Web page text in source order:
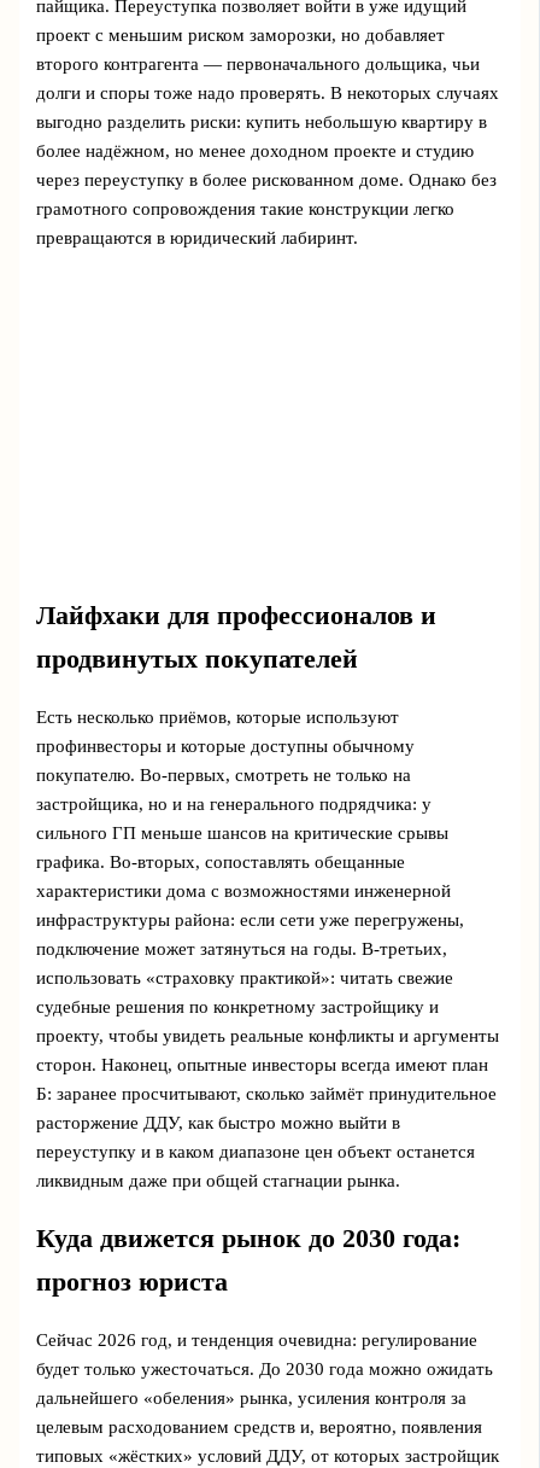
пайщика. Переуступка позволяет войти в уже идущий
проект с меньшим риском заморозки, но добавляет
второго контрагента — первоначального дольщика, чьи
долги и споры тоже надо проверять. В некоторых случаях
выгодно разделить риски: купить небольшую квартиру в
более надёжном, но менее доходном проекте и студию
через переуступку в более рискованном доме. Однако без
грамотного сопровождения такие конструкции легко
превращаются в юридический лабиринт.
Лайфхаки для профессионалов и
продвинутых покупателей
Есть несколько приёмов, которые используют
профинвесторы и которые доступны обычному
покупателю. Во‑первых, смотреть не только на
застройщика, но и на генерального подрядчика: у
сильного ГП меньше шансов на критические срывы
графика. Во‑вторых, сопоставлять обещанные
характеристики дома с возможностями инженерной
инфраструктуры района: если сети уже перегружены,
подключение может затянуться на годы. В‑третьих,
использовать «страховку практикой»: читать свежие
судебные решения по конкретному застройщику и
проекту, чтобы увидеть реальные конфликты и аргументы
сторон. Наконец, опытные инвесторы всегда имеют план
Б: заранее просчитывают, сколько займёт принудительное
расторжение ДДУ, как быстро можно выйти в
переуступку и в каком диапазоне цен объект останется
ликвидным даже при общей стагнации рынка.
Куда движется рынок до 2030 года:
прогноз юриста
Сейчас 2026 год, и тенденция очевидна: регулирование
будет только ужесточаться. До 2030 года можно ожидать
дальнейшего «обеления» рынка, усиления контроля за
целевым расходованием средств и, вероятно, появления
типовых «жёстких» условий ДДУ, от которых застройщик